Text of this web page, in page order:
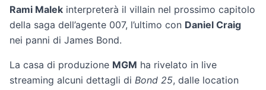
Rami Malek interpreterà il villain nel prossimo capitolo
della saga dell’agente 007, l’ultimo con Daniel Craig
nei panni di James Bond.
La casa di produzione MGM ha rivelato in live
streaming alcuni dettagli di Bond 25, dalle location